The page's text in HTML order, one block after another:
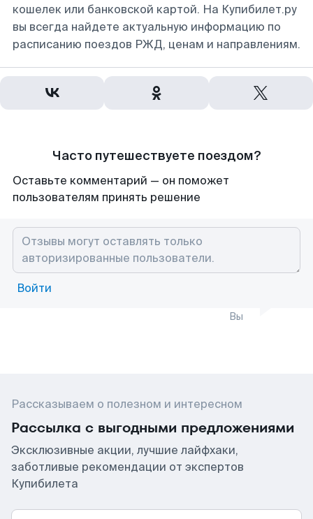
кошелек или банковской картой. На Купибилет.ру
вы всегда найдете актуальную информацию по
расписанию поездов РЖД, ценам и направлениям.
Часто путешествуете поездом?
Оставьте комментарий — он поможет
пользователям принять решение
Войти
Вы
Рассказываем о полезном и интересном
Рассылка с выгодными предложениями
Эксклюзивные акции, лучшие лайфхаки,
заботливые рекомендации от экспертов
Купибилета